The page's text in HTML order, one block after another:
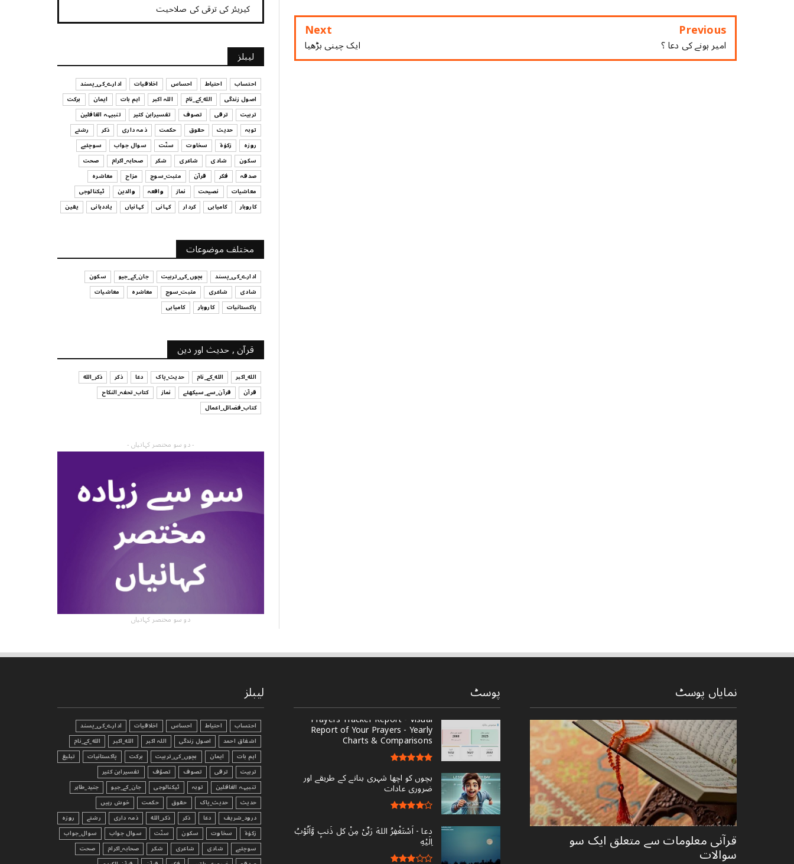
Previous
امیر ہونے کی دعا ؟
Next
ایک چینی بڑھیا
کیریئر کی ترقی کی صلاحیت
July 29, 2026
UNCATEGORIZED
کیا آپ اپنے باس کو مؤثر طریقے سے منظم کر رہے
ہیں
July 29, 2026
UNCATEGORIZED
اس وقت آپ کا موڈ کیسا ہے؟
July 29, 2026
UNCATEGORIZED
قرض لینے اور دینے میں ہوشیاری
July 29, 2026
آپ کا فیصلہ کرنے کا انداز
July 29, 2026
لیبلز
احتساب احتیاط احساس اخلاقیات
ادارے_کی_پسند
اصول زندگی
الله_کے_نام اللہ اکبر اہم بات ایمان
برکت
تربیت
ترقی تصوف تفسیرابن کثیر
تنبیہہ الغافلین
توبہ
حدیث حقوق حکمت ذمہ داری ذکر
رشتے
روزہ
زکوٰۃ سخاوت سنّت سوال جواب
سوچئیے
سکون
شادی شاعری شکر صحابہ_اکرام
صحت
صدقہ
فکر قرآن مثبت_سوچ مزاح
معاشرہ
معاشیات
نصیحت نماز واقعہ والدین
ٹیکنالوجی
کاروبار
کامیابی کردار کہانی کہانیاں یاددہانی یقین
مختلف موضوعات
ادارے_کی_پسند بچوں_کی_تربیت جان_کے_جیو
سکون
شادی
شاعری مثبت_سوچ معاشرہ
معاشیات
پاکستانیات
کاروبار کامیابی
قرآن , حدیث اور دین
الله_اکبر الله_کے_نام حدیث_پاک دعا ذکر
ذکر_الله
قرآن
قرآن_سے_سیکھئے نماز
کتاب_تحفہ_النکاح
کتاب_فضائل_اعمال
- دو سو مختصر کہانیاں -
دو سو مختصر کہانیاں
نمایاں پوسٹ
قرآنی ‏معلومات ‏سے ‏متعلق ‏ایک ‏سو
‏سوالات ‏
پوسٹ
Prayers Tracker Report - Visual
Report of Your Prayers - Yearly
Charts & Comparisons
بچوں کو اچھا شہری بنانے کے طریقے اور
ضروری عادات
دعا - ‎اَسْتَغْفِرُ اللهَ رَبِّىْ مِنْ کل ذَنبٍ وَّاَتُوْبُ
اِلَيْهِ
لیبلز
احتساب احتیاط احساس اخلاقیات
ادارے_کی_پسند
اشفاق احمد
اصول زندگی اللہ اکبر الله_اکبر
الله_کے_نام
اہم بات
ایمان بچوں_کی_تربیت برکت پاکستانیات
تبليغ
تربیت
ترقی تصوف تصوّف
تفسیرابن کثیر
تنبیہہ الغافلین
توبہ ٹیکنالوجی جان_کے_جیو
جنید_طاہر
حدیث
حدیث_پاک حقوق حکمت
خوش رہیں
درود_شریف
دعا ذکر ذکر_الله ذمہ داری رشتے
روزہ
زکوٰۃ
سخاوت سکون سنّت سوال جواب
سوال_جواب
سوچئیے
شادی شاعری شکر صحابہ_اکرام
صحت